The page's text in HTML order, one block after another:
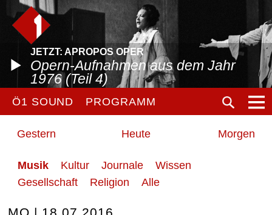
JETZT: APROPOS OPER
Opern-Aufnahmen aus dem Jahr
1976 (Teil 4)
Ö1 SOUND PROGRAMM
Gestern Heute Morgen
Musik Kultur Journale
Wissen
Gesellschaft
Religion Alle